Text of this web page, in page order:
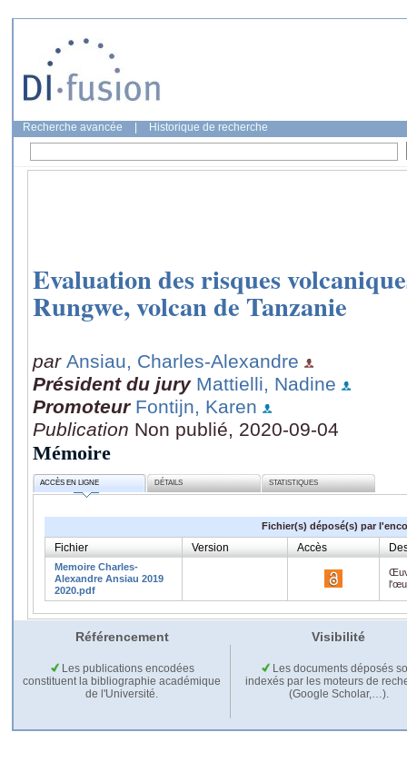
Recherche avancée Historique de recherche
Evaluation des risques
Rungwe, volcan de Tanzanie
par Ansiau, Charles-Alexandre
Président du jury Mattielli, Nadine
Promoteur Fontijn, Karen
Publication Non publié, 2020-09-04
Mémoire
ACCÈS EN LIGNE DÉTAILS STATISTIQUES
Fichier(s) déposé(s) par
Fichier Version Accès
Memoire Charles-
Alexandre Ansiau 2019
2020.pdf
Référencement Visibilité
Les publications encodées
constituent la bibliographie académique
de l'Université.
Les documents déposés
indexés par les moteurs de
(Google Scholar,…).